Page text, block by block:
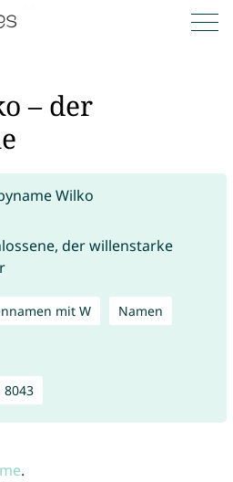
– der
der willenstarke
mit W Namen
8043
.